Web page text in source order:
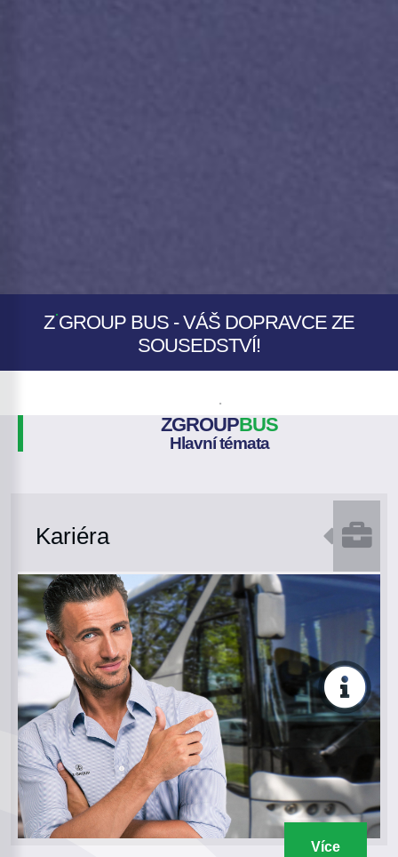
Z
.
GROUP BUS - VÁŠ DOPRAVCE ZE
SOUSEDSTVÍ!
Z
.
GROUPBUS
Hlavní témata
Kariéra
Více